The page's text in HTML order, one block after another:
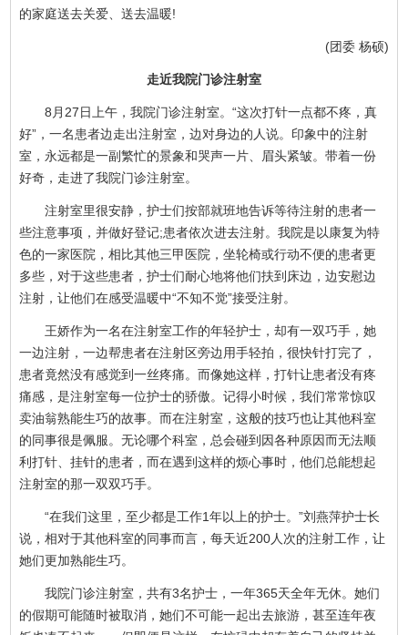
的家庭送去关爱、送去温暖!
(团委 杨硕)
走近我院门诊注射室
8月27日上午，我院门诊注射室。“这次打针一点都不疼，真
好”，一名患者边走出注射室，边对身边的人说。印象中的注射
室，永远都是一副繁忙的景象和哭声一片、眉头紧皱。带着一份
好奇，走进了我院门诊注射室。
注射室里很安静，护士们按部就班地告诉等待注射的患者一
些注意事项，并做好登记;患者依次进去注射。我院是以康复为特
色的一家医院，相比其他三甲医院，坐轮椅或行动不便的患者更
多些，对于这些患者，护士们耐心地将他们扶到床边，边安慰边
注射，让他们在感受温暖中“不知不觉”接受注射。
王娇作为一名在注射室工作的年轻护士，却有一双巧手，她
一边注射，一边帮患者在注射区旁边用手轻拍，很快针打完了，
患者竟然没有感觉到一丝疼痛。而像她这样，打针让患者没有疼
痛感，是注射室每一位护士的骄傲。记得小时候，我们常常惊叹
卖油翁熟能生巧的故事。而在注射室，这般的技巧也让其他科室
的同事很是佩服。无论哪个科室，总会碰到因各种原因而无法顺
利打针、挂针的患者，而在遇到这样的烦心事时，他们总能想起
注射室的那一双双巧手。
“在我们这里，至少都是工作1年以上的护士。”刘燕萍护士长
说，相对于其他科室的同事而言，每天近200人次的注射工作，让
她们更加熟能生巧。
我院门诊注射室，共有3名护士，一年365天全年无休。她们
的假期可能随时被取消，她们不可能一起出去旅游，甚至连年夜